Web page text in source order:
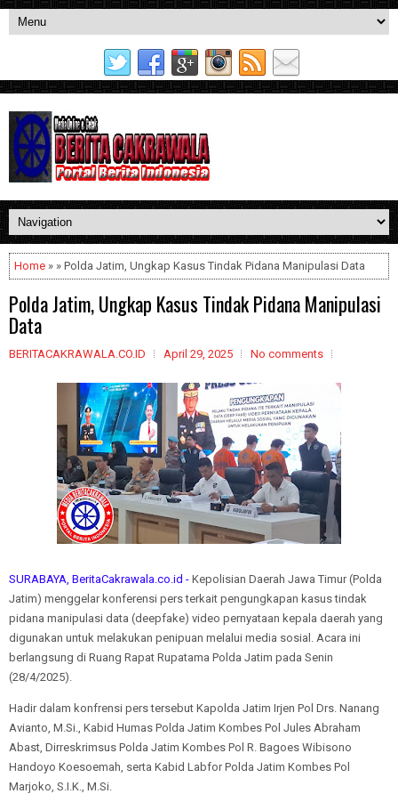
Home » » Polda Jatim, Ungkap Kasus Tindak Pidana Manipulasi Data
Polda Jatim, Ungkap Kasus Tindak Pidana Manipulasi
Data
BERITACAKRAWALA.CO.ID April 29, 2025 No comments
SURABAYA, BeritaCakrawala.co.id - Kepolisian Daerah Jawa Timur (Polda
Jatim) menggelar konferensi pers terkait pengungkapan kasus tindak
pidana manipulasi data (deepfake) video pernyataan kepala daerah yang
digunakan untuk melakukan penipuan melalui media sosial. Acara ini
berlangsung di Ruang Rapat Rupatama Polda Jatim pada Senin
(28/4/2025).
Hadir dalam konfrensi pers tersebut Kapolda Jatim Irjen Pol Drs. Nanang
Avianto, M.Si., Kabid Humas Polda Jatim Kombes Pol Jules Abraham
Abast, Dirreskrimsus Polda Jatim Kombes Pol R. Bagoes Wibisono
Handoyo Koesoemah, serta Kabid Labfor Polda Jatim Kombes Pol
Marjoko, S.I.K., M.Si.